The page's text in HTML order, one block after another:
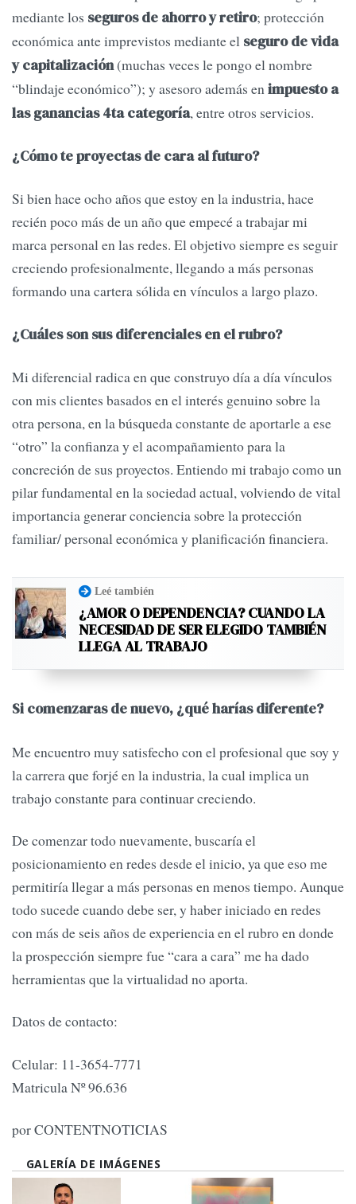
mediante los seguros de ahorro y retiro; protección
económica ante imprevistos mediante el seguro de vida
y capitalización(muchas veces le pongo el nombre
“blindaje económico”); y asesoro además enimpuesto a
las ganancias 4ta categoría, entre otros servicios.
¿Cómo te proyectas de cara al futuro?
Si bien hace ocho años que estoy en la industria, hace
recién poco más de un año que empecé a trabajar mi
marca personal en las redes. El objetivo siempre es seguir
creciendo profesionalmente, llegando a más personas
formando una cartera sólida en vínculos a largo plazo.
¿Cuáles son sus diferenciales en el rubro?
Mi diferencial radica en que construyo día a día vínculos
con mis clientes basados en el interés genuino sobre la
otra persona, en la búsqueda constante de aportarle a ese
“otro” la confianza y el acompañamiento para la
concreción de sus proyectos. Entiendo mi trabajo como un
pilar fundamental en la sociedad actual, volviendo de vital
importancia generar conciencia sobre la protección
familiar/ personal económica y planificación financiera.
Leé también
¿AMOR O DEPENDENCIA? CUANDO LA
NECESIDAD DE SER ELEGIDO TAMBIÉN
LLEGA AL TRABAJO
Si comenzaras de nuevo, ¿qué harías diferente?
Me encuentro muy satisfecho con el profesional que soy y
la carrera que forjé en la industria, la cual implica un
trabajo constante para continuar creciendo.
De comenzar todo nuevamente, buscaría el
posicionamiento en redes desde el inicio, ya que eso me
permitiría llegar a más personas en menos tiempo. Aunque
todo sucede cuando debe ser, y haber iniciado en redes
con más de seis años de experiencia en el rubro en donde
la prospección siempre fue “cara a cara” me ha dado
herramientas que la virtualidad no aporta.
Datos de contacto:
Celular: 11-3654-7771
Matricula Nº 96.636
por CONTENTNOTICIAS
GALERÍA DE IMÁGENES